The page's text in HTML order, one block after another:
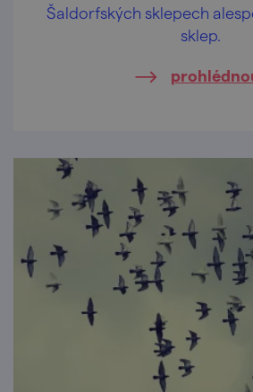
Šaldorfských sklepech
sklep.